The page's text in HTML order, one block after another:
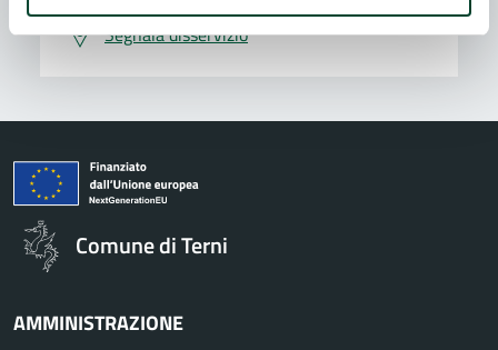
Segnala disservizio
Comune di Terni
AMMINISTRAZIONE